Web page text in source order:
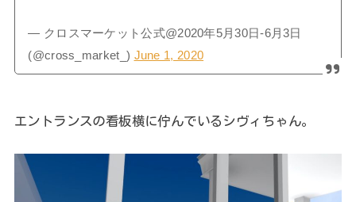
— クロスマーケット公式@2020年5月30日-6月3日
(@cross_market_) June 1, 2020
エントランスの看板横に佇んでいるシヴィちゃん。